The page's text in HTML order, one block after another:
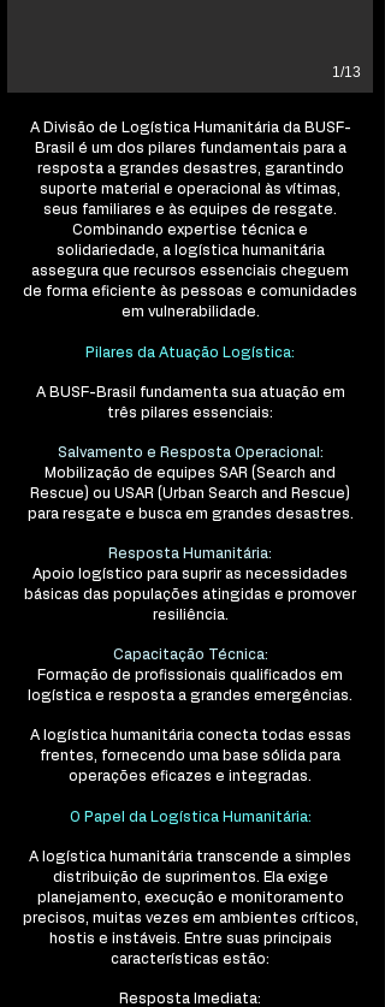
1/13
A Divisão de Logística Humanitária da BUSF-
Brasil é um dos pilares fundamentais para a
resposta a grandes desastres, garantindo
suporte material e operacional às vítimas,
seus familiares e às equipes de resgate.
Combinando expertise técnica e
solidariedade, a logística humanitária
assegura que recursos essenciais cheguem
de forma eficiente às pessoas e comunidades
em vulnerabilidade.
Pilares da Atuação Logística:
A BUSF-Brasil fundamenta sua atuação em
três pilares essenciais:
Salvamento e Resposta Operacional:
Mobilização de equipes SAR (Search and
Rescue) ou USAR (Urban Search and Rescue)
para resgate e busca em grandes desastres.
Resposta Humanitária:
Apoio logístico para suprir as necessidades
básicas das populações atingidas e promover
resiliência.
Capacitação Técnica:
Formação de profissionais qualificados em
logística e resposta a grandes emergências.
A logística humanitária conecta todas essas
frentes, fornecendo uma base sólida para
operações eficazes e integradas.
O Papel da Logística Humanitária:
A logística humanitária transcende a simples
distribuição de suprimentos. Ela exige
planejamento, execução e monitoramento
precisos, muitas vezes em ambientes críticos,
hostis e instáveis. Entre suas principais
características estão:
Resposta Imediata: